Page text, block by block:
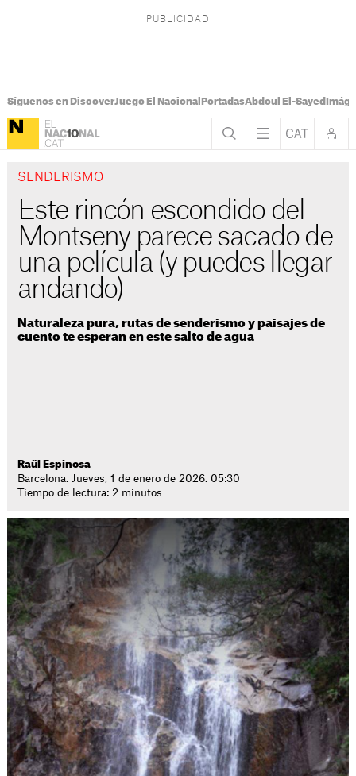
Síguenos en DiscoverJuego El Nacional PortadasAbdoul El-Sayed
SENDERISMO
Este rincón escondido del
Montseny parece sacado de
una película (y puedes llegar
andando)
Naturaleza pura, rutas de senderismo y paisajes de
cuento te esperan en este salto de agua
Raül Espinosa
Barcelona. Jueves, 1 de enero de 2026. 05:30
Tiempo de lectura: 2 minutos